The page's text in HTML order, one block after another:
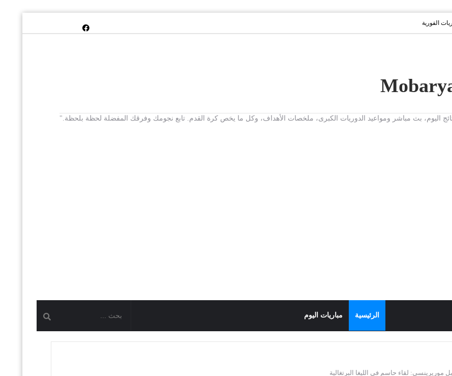
الفورية
نتائج اليوم، بث مباشر ومواعيد الدوريات الكبرى، ملخصات الأهداف، وكل ما يخص كرة القدم. تابع نجومك وفرقك المفضلة لحظة بلحظة."
الرئيسية مباريات اليوم
موريرينسي: لقاء حاسم في الليغا البرتغالية